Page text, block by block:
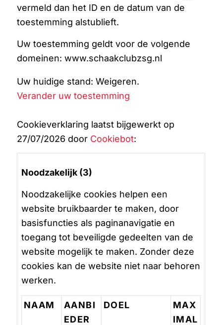
vermeld dan het ID en de datum van de
toestemming alstublieft.
Uw toestemming geldt voor de volgende
domeinen: www.schaakclubzsg.nl
Uw huidige stand: Weigeren.
Verander uw toestemming
Cookieverklaring laatst bijgewerkt op
27/07/2026 door Cookiebot:
Noodzakelijk (3)
Noodzakelijke cookies helpen een
website bruikbaarder te maken, door
basisfuncties als paginanavigatie en
toegang tot beveiligde gedeelten van de
website mogelijk te maken. Zonder deze
cookies kan de website niet naar behoren
werken.
NAAM
AANBI
EDER
DOEL
MAX
IMAL